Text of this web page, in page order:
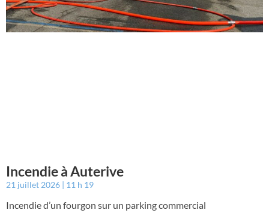
Incendie à Auterive
21 juillet 2026 11 h 19
Incendie d’un fourgon sur un parking commercial